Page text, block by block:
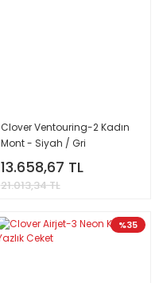
Clover Ventouring-2 Kadın
Mont - Siyah / Gri
13.658,67 TL
21.013,34 TL
%35